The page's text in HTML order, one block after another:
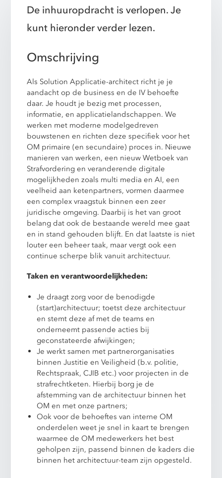
De inhuuropdracht is verlopen. Je
kunt hieronder verder lezen.
Omschrijving
Als Solution Applicatie-architect richt je je
aandacht op de business en de IV behoefte
daar. Je houdt je bezig met processen,
informatie, en applicatielandschappen. We
werken met moderne modelgedreven
bouwstenen en richten deze specifiek voor het
OM primaire (en secundaire) proces in. Nieuwe
manieren van werken, een nieuw Wetboek van
Strafvordering en veranderende digitale
mogelijkheden zoals multi media en AI, een
veelheid aan ketenpartners, vormen daarmee
een complex vraagstuk binnen een zeer
juridische omgeving. Daarbij is het van groot
belang dat ook de bestaande wereld mee gaat
en in stand gehouden blijft. En dat laatste is niet
louter een beheer taak, maar vergt ook een
continue scherpe blik vanuit architectuur.
Taken en verantwoordelijkheden:
Je draagt zorg voor de benodigde
(start)architectuur; toetst deze architectuur
en stemt deze af met de teams en
onderneemt passende acties bij
geconstateerde afwijkingen;
Je werkt samen met partnerorganisaties
binnen Justitie en Veiligheid (b.v. politie,
Rechtspraak, CJIB etc.) voor projecten in de
strafrechtketen. Hierbij borg je de
afstemming van de architectuur binnen het
OM en met onze partners;
Ook voor de behoeftes van interne OM
onderdelen weet je snel in kaart te brengen
waarmee de OM medewerkers het best
geholpen zijn, passend binnen de kaders die
binnen het architectuur-team zijn opgesteld.